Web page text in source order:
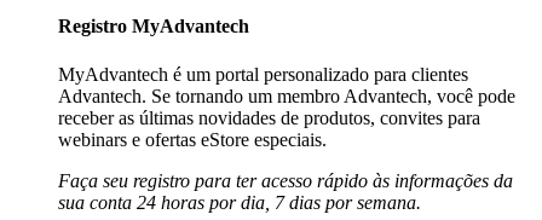
Registro MyAdvantech
MyAdvantech é um portal personalizado para clientes
Advantech. Se tornando um membro Advantech, você pode
receber as últimas novidades de produtos, convites para
webinars e ofertas eStore especiais.
Faça seu registro para ter acesso rápido às informações da
sua conta 24 horas por dia, 7 dias por semana.